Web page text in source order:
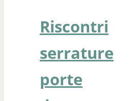
Riscontri
serrature
porte